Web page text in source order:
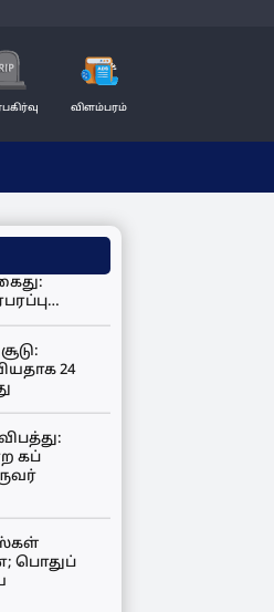
விளம்பரம்
24
கப்
பொதுப்